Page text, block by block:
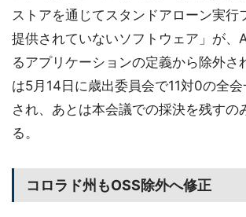
ストアを通じてスタンドアローン実行
提供されていないソフトウェア」が、
るアプリケーションの定義から除外さ
は5月14日に歳出委員会で11対0の全
され、あとは本会議での採決を残すの
る。
コロラド州もOSS除外へ修正